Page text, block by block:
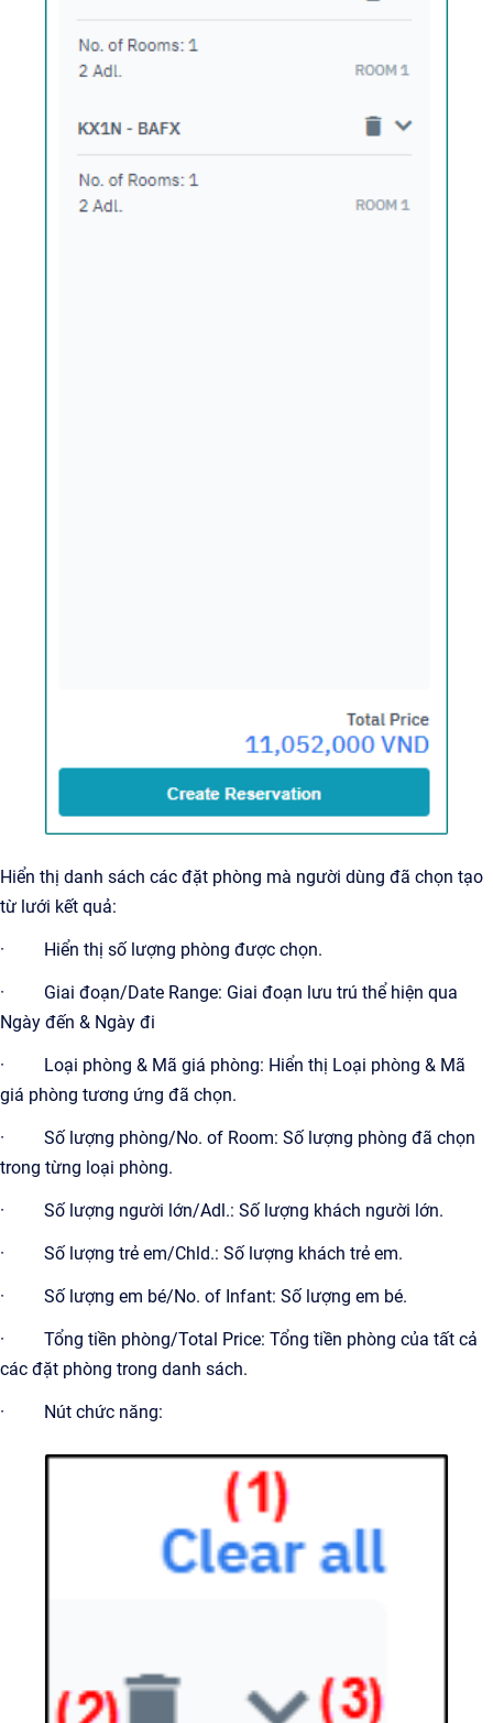
Hiển thị danh sách các đặt phòng mà người dùng đã chọn tạo
từ lưới kết quả:
· Hiển thị số lượng phòng được chọn.
· Giai đoạn/Date Range: Giai đoạn lưu trú thể hiện qua
Ngày đến & Ngày đi
· Loại phòng & Mã giá phòng: Hiển thị Loại phòng & Mã
giá phòng tương ứng đã chọn.
· Số lượng phòng/No. of Room: Số lượng phòng đã chọn
trong từng loại phòng.
· Số lượng người lớn/Adl.: Số lượng khách người lớn.
· Số lượng trẻ em/Chld.: Số lượng khách trẻ em.
· Số lượng em bé/No. of Infant: Số lượng em bé.
· Tổng tiền phòng/Total Price: Tổng tiền phòng của tất cả
các đặt phòng trong danh sách.
· Nút chức năng: